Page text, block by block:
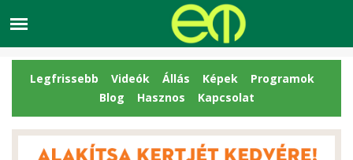
Legfrissebb Videók Állás Képek
Programok
Blog
Hasznos Kapcsolat